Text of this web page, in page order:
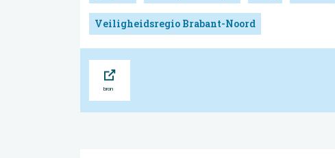
Veiligheidsregio Brabant-Noord